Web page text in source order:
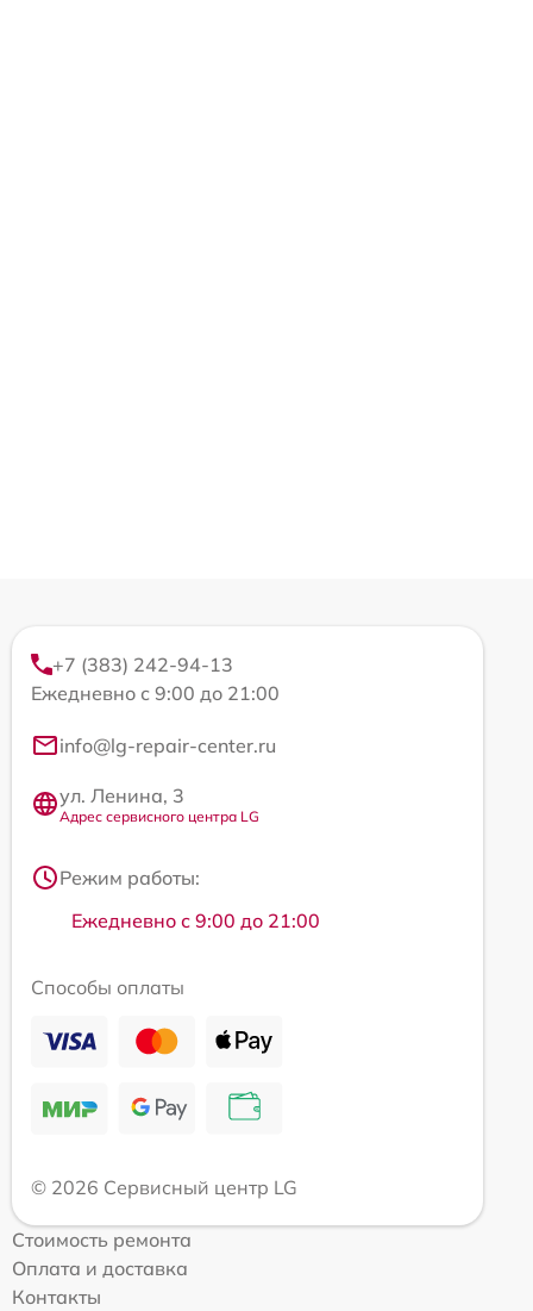
+7 (383) 242-94-13
Ежедневно с 9:00 до 21:00
info@lg-repair-center.ru
ул. Ленина, 3
Адрес сервисного центра LG
Режим работы:
Ежедневно с 9:00 до 21:00
Способы оплаты
© 2026 Сервисный центр LG
Стоимость ремонта
Оплата и доставка
Контакты